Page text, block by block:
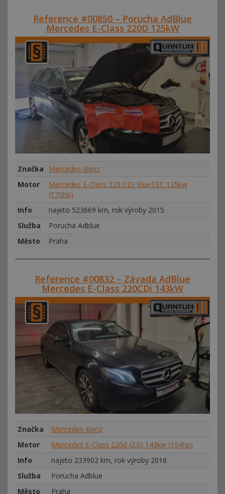
Reference #00850 – Porucha AdBlue
Mercedes E-Class 220D 125kW
Značka
Mercedes-Benz
Motor
Mercedes E-Class 220 CDI BlueTEC 125kw
(170hp)
Info
najeto 523669 km, rok výroby 2015
Služba
Porucha Adblue
Město
Praha
Reference #00832 – Závada AdBlue
Mercedes E-Class 220CDi 143kW
Značka
Mercedes-Benz
Motor
Mercedes E-Class 220d (2.0) 143kw (194hp)
Info
najeto 233902 km, rok výroby 2016
Služba
Porucha Adblue
Město
Praha